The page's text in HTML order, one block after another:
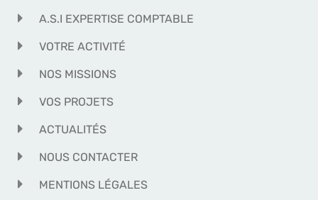
A.S.I EXPERTISE COMPTABLE
VOTRE ACTIVITÉ
NOS MISSIONS
VOS PROJETS
ACTUALITÉS
NOUS CONTACTER
MENTIONS LÉGALES